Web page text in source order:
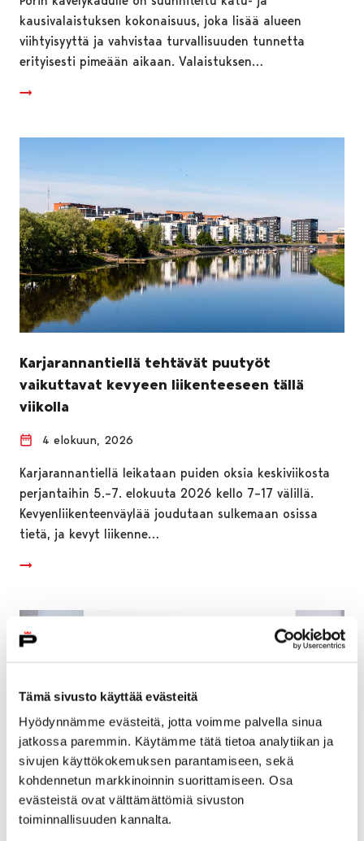
Tämä sivusto käyttää evästeitä
Hyödynnämme evästeitä, jotta voimme palvella sinua
jatkossa paremmin. Käytämme tätä tietoa analytiikan ja
sivujen käyttökokemuksen parantamiseen, sekä
kohdennetun markkinoinnin suorittamiseen. Osa
evästeistä ovat välttämättömiä sivuston
toiminnallisuuden kannalta.
kausivalaistuksen kokonaisuus, joka lisää alueen
viihtyisyyttä ja vahvistaa turvallisuuden tunnetta
erityisesti pimeään aikaan. Valaistuksen…
Karjarannantiellä tehtävät puutyöt
vaikuttavat kevyeen liikenteeseen tällä
viikolla
4 elokuun, 2026
Karjarannantiellä leikataan puiden oksia keskiviikosta
perjantaihin 5.–7. elokuuta 2026 kello 7–17 välillä.
Kevyenliikenteenväylää joudutaan sulkemaan osissa
tietä, ja kevyt liikenne…